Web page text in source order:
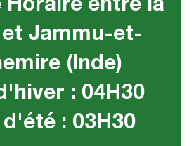
Jammu-et-
(Inde)
: 04H30
: 03H30